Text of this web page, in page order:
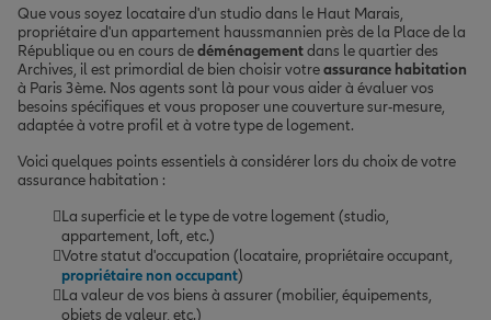
Que vous soyez locataire d'un studio dans le Haut Marais,
propriétaire d'un appartement haussmannien près de la Place de la
République ou en cours dedéménagementdans le quartier des
Archives, il est primordial de bien choisir votreassurance habitation
à Paris 3ème. Nos agents sont là pour vous aider à évaluer vos
besoins spécifiques et vous proposer une couverture sur-mesure,
adaptée à votre profil et à votre type de logement.
Voici quelques points essentiels à considérer lors du choix de votre
assurance habitation :
La superficie et le type de votre logement (studio,
appartement, loft, etc.)
Votre statut d'occupation (locataire, propriétaire occupant,
propriétaire non occupant)
La valeur de vos biens à assurer (mobilier, équipements,
objets de valeur, etc.)